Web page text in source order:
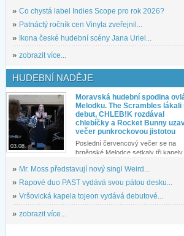
» Co chystá label Indies Scope pro rok 2026?
» Patnáctý ročník cen Vinyla zveřejnil...
» Ikona české hudební scény Jana Uriel...
» zobrazit více...
HUDEBNÍ NADĚJE
03.08.
Moravská hudební spodina
Melodku. The Scrambles lákali
debut, CHLEB!K rozdával
chlebíčky a Rocket Bunny
večer punkrockovou jistotou
Poslední červencový večer se na
brněnské Melodce setkaly tři kapely...
» Mr. Moss představují nový singl Weird...
» Rapové duo PAST vydává svou pátou desku...
» Vršovická kapela tojeon vydává debutové...
» zobrazit více...